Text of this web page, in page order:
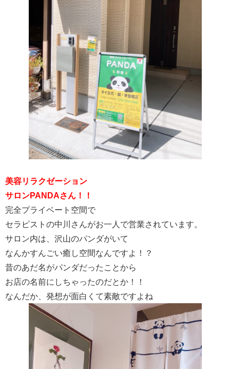
美容リラクゼーション
サロンPANDAさん！！
完全プライベート空間で
セラピストの中川さんがお一人で営業されています。
サロン内は、沢山のパンダがいて
なんかすんごい癒し空間なんですよ！？
昔のあだ名がパンダだったことから
お店の名前にしちゃったのだとか！！
なんだか、発想が面白くて素敵ですよね